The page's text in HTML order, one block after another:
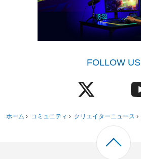
FOLLOW US
ホーム › コミュニティ › クリエイターニュース ›